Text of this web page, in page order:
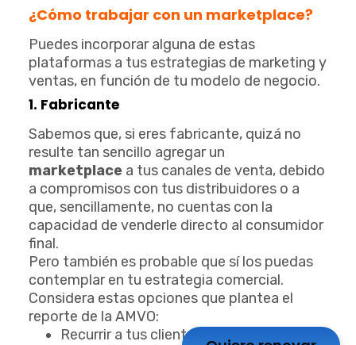
¿Cómo trabajar con un marketplace?
Puedes incorporar alguna de estas
plataformas a tus estrategias de marketing y
ventas, en función de tu modelo de negocio.
1. Fabricante
Sabemos que, si eres fabricante, quizá no
resulte tan sencillo agregar un
marketplace a tus canales de venta, debido
a compromisos con tus distribuidores o a
que, sencillamente, no cuentas con la
capacidad de venderle directo al consumidor
final.
Pero también es probable que sí los puedas
contemplar en tu estrategia comercial.
Considera estas opciones que plantea el
reporte de la AMVO:
Recurrir a tus clientes para que